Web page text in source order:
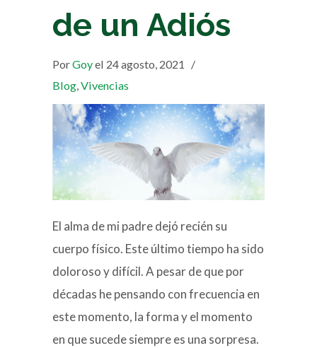
de un Adiós
PorGoyel 24 agosto, 2021
/
Blog,Vivencias
El alma de mi padre dejó recién su
cuerpo físico. Este último tiempo ha sido
doloroso y difícil. A pesar de que por
décadas he pensando con frecuencia en
este momento, la forma y el momento
en que sucede siempre es una sorpresa.